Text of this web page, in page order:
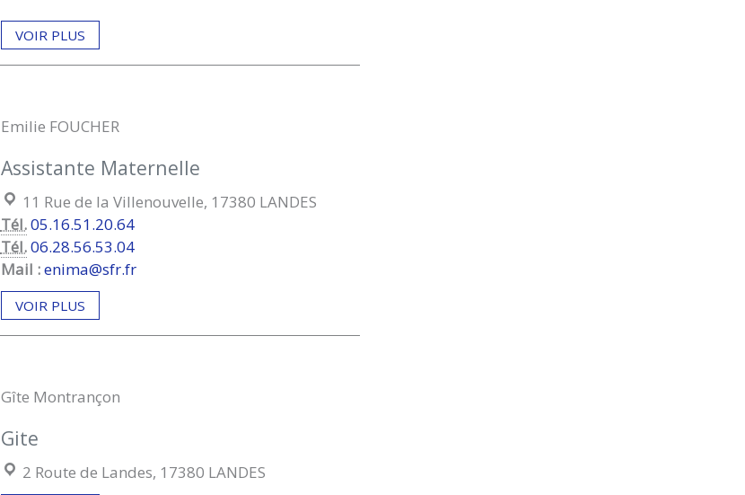
VOIR PLUS
Emilie FOUCHER
Assistante Maternelle
Localisation :
11 Rue de la Villenouvelle, 17380 LANDES
Tél.05.16.51.20.64
Tél.06.28.56.53.04
Mail :enima@sfr.fr
VOIR PLUS
Gîte Montrançon
Gite
Localisation :
2 Route de Landes, 17380 LANDES